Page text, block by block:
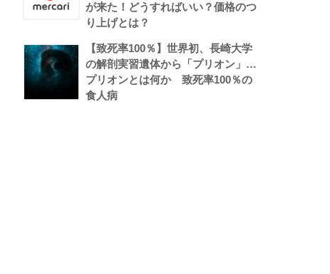
が来た！どうすればいい？価格のつ
り上げとは？
【致死率100％】世界初、長崎大学
の解剖実習遺体から「プリオン」…
プリオンとは何か 致死率100％の
食人病